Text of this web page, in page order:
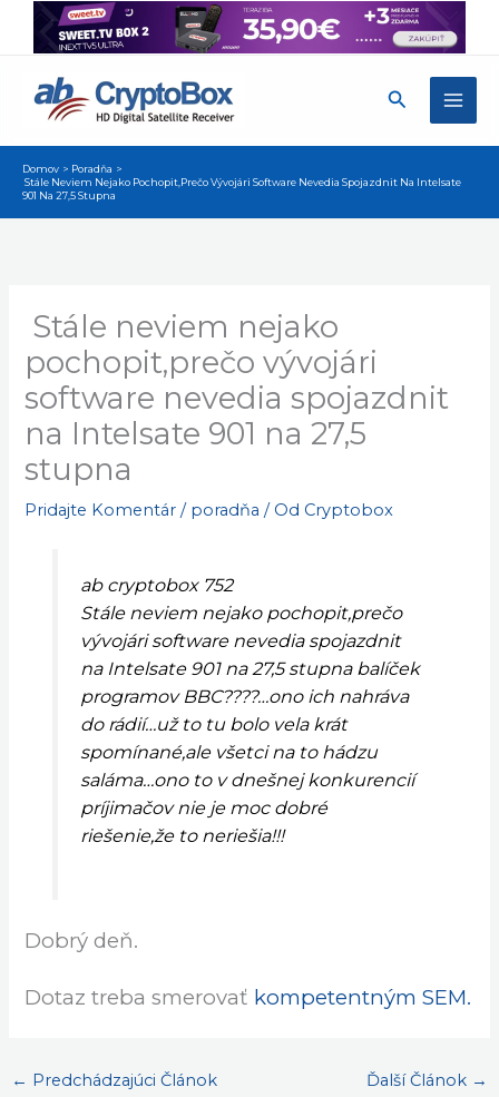
Preskočiť
Hľadať
Domov
Poradňa
Stále Neviem Nejako Pochopit,prečo Vývojári Software Nevedia Spojazdnit Na Intelsate
901 Na 27,5 Stupna
Stále neviem nejako
pochopit,prečo vývojári
software nevedia spojazdnit
na Intelsate 901 na 27,5
stupna
Pridajte Komentár / poradňa / Od Cryptobox
ab cryptobox 752
Stále neviem nejako pochopit,prečo
vývojári software nevedia spojazdnit
na Intelsate 901 na 27,5 stupna balíček
programov BBC????…ono ich nahráva
do rádií…už to tu bolo vela krát
spomínané,ale všetci na to hádzu
saláma…ono to v dnešnej konkurencií
príjimačov nie je moc dobré
riešenie,že to neriešia!!!
Dobrý deň.
Dotaz treba smerovať kompetentným SEM.
← Predchádzajúci Článok Ďalší Článok →